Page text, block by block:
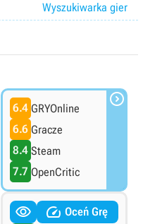
Wyszukiwarka gier
6.4 GRYOnline
6.6 Gracze
8.4 Steam
7.7 OpenCritic

  Oceń Grę